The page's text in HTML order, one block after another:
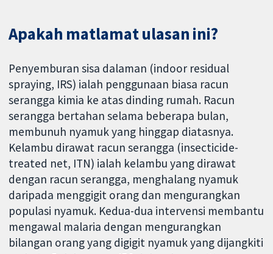
Apakah matlamat ulasan ini?
Penyemburan sisa dalaman (indoor residual
spraying, IRS) ialah penggunaan biasa racun
serangga kimia ke atas dinding rumah. Racun
serangga bertahan selama beberapa bulan,
membunuh nyamuk yang hinggap diatasnya.
Kelambu dirawat racun serangga (insecticide-
treated net, ITN) ialah kelambu yang dirawat
dengan racun serangga, menghalang nyamuk
daripada menggigit orang dan mengurangkan
populasi nyamuk. Kedua-dua intervensi membantu
mengawal malaria dengan mengurangkan
bilangan orang yang digigit nyamuk yang dijangkiti